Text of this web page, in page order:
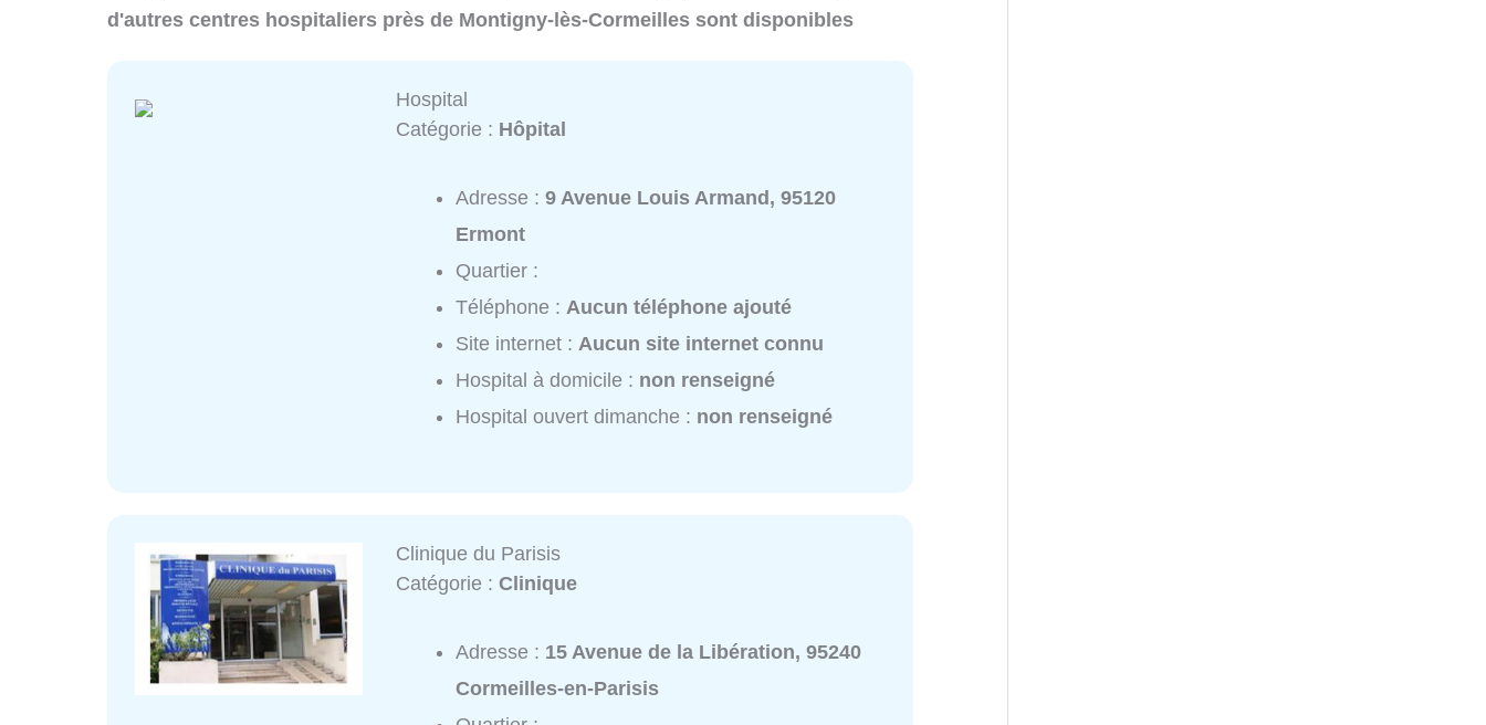
d'autres centres hospitaliers près de Montigny-lès-Cormeilles sont disponibles
Hospital
Catégorie : Hôpital
Adresse :9 Avenue Louis Armand, 95120
Ermont
Quartier :
Téléphone :Aucun téléphone ajouté
Site internet :Aucun site internet connu
Hospital à domicile : non renseigné
Hospital ouvert dimanche : non renseigné
Clinique du Parisis
Catégorie :Clinique
Adresse : 15 Avenue de la Libération, 95240
Cormeilles-en-Parisis